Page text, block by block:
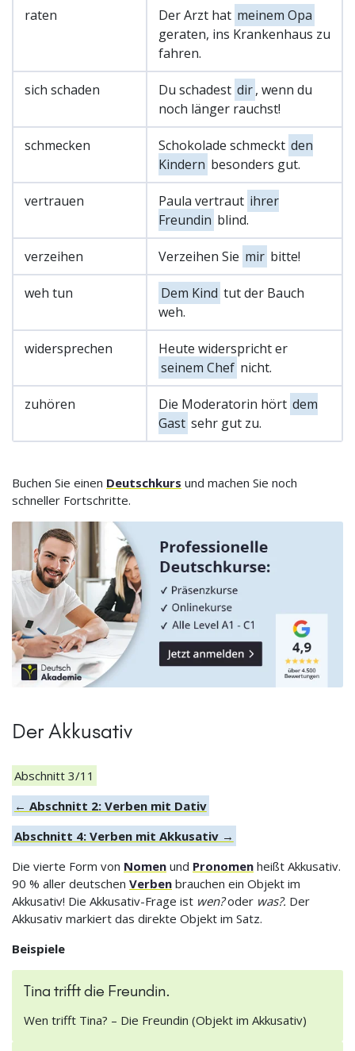
raten Der Arzt hat meinem Opa
geraten, ins Krankenhaus zu
fahren.
sich schaden Du schadest dir, wenn du
noch länger rauchst!
schmecken Schokolade schmeckt den
Kindern besonders gut.
vertrauen Paula vertraut ihrer
Freundin blind.
verzeihen Verzeihen Sie mir bitte!
weh tun Dem Kind tut der Bauch
weh.
widersprechen
Heute widerspricht er
seinem Chef nicht.
zuhören Die Moderatorin hört dem
Gast sehr gut zu.
Buchen Sie einen Deutschkurs und machen Sie noch
schneller Fortschritte.
Der Akkusativ
Abschnitt 3/11
← Abschnitt 2: Verben mit Dativ
Abschnitt 4: Verben mit Akkusativ →
Die vierte Form von Nomen und Pronomen heißt Akkusativ.
90 % aller deutschen Verben brauchen ein Objekt im
Akkusativ! Die Akkusativ-Frage ist wen?oder was?. Der
Akkusativ markiert das direkte Objekt im Satz.
Beispiele
Tina trifft die Freundin.
Wen trifft Tina? – Die Freundin (Objekt im Akkusativ)